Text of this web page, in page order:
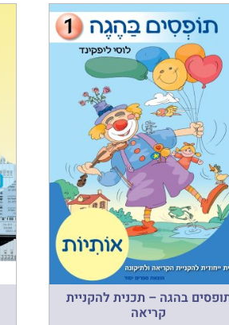
בהגה – תכנית להקניית
קריאה